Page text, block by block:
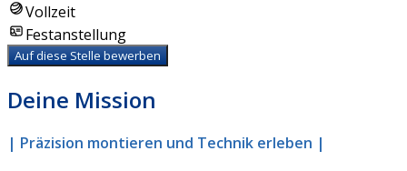
Vollzeit
Festanstellung
Auf diese Stelle bewerben
Deine Mission
| Präzision montieren und Technik erleben |